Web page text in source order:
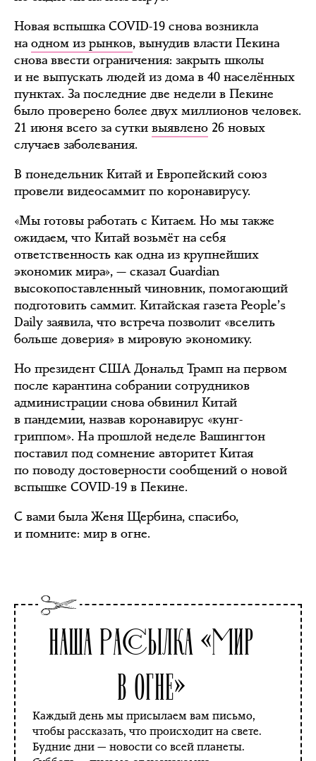
Новая вспышка COVID-19 снова возникла
на одном из рынков, вынудив власти Пекина
снова ввести ограничения: закрыть школы
и не выпускать людей из дома в 40 населённых
пунктах. За последние две недели в Пекине
было проверено более двух миллионов человек.
21 июня всего за сутки выявлено 26 новых
случаев заболевания.
В понедельник Китай и Европейский союз
провели видеосаммит по коронавирусу.
«Мы готовы работать с Китаем. Но мы также
ожидаем, что Китай возьмёт на себя
ответственность как одна из крупнейших
экономик мира», — сказал Guardian
высокопоставленный чиновник, помогающий
подготовить саммит. Китайская газета People’s
Daily заявила, что встреча позволит «вселить
больше доверия» в мировую экономику.
Но президент США Дональд Трамп на первом
после карантина собрании сотрудников
администрации снова обвинил Китай
в пандемии, назвав коронавирус «кунг-
гриппом». На прошлой неделе Вашингтон
поставил под сомнение авторитет Китая
по поводу достоверности сообщений о новой
вспышке COVID-19 в Пекине.
С вами была Женя Щербина, спасибо,
и помните: мир в огне.
Наша рассылка «Мир
в огне»
Каждый день мы присылаем вам письмо,
чтобы рассказать, что происходит на свете.
Будние дни — новости со всей планеты.